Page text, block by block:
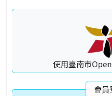
使用臺南市
會員